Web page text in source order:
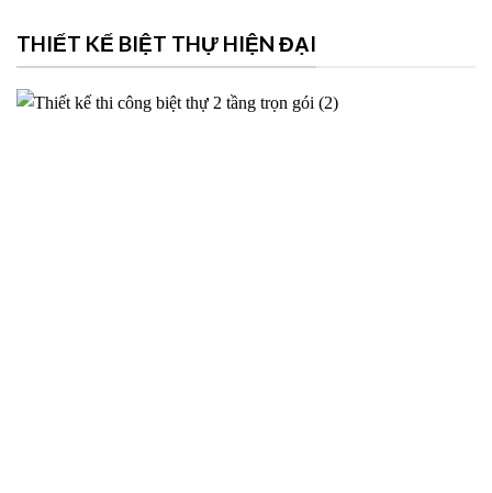
THIẾT KẾ BIỆT THỰ HIỆN ĐẠI